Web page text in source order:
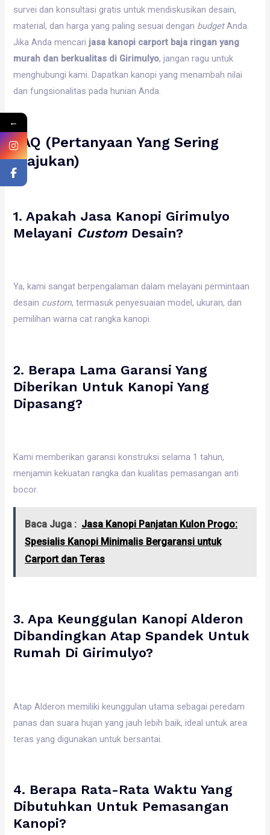
survei dan konsultasi gratis untuk mendiskusikan desain,
material, dan harga yang paling sesuai dengan budgetAnda.
Jika Anda mencari jasa kanopi carport baja ringan yang
murah dan berkualitas di Girimulyo, jangan ragu untuk
menghubungi kami. Dapatkan kanopi yang menambah nilai
dan fungsionalitas pada hunian Anda.
FAQ (Pertanyaan Yang Sering
Diajukan)
1. Apakah Jasa Kanopi Girimulyo
Melayani CustomDesain?
Ya, kami sangat berpengalaman dalam melayani permintaan
desain custom, termasuk penyesuaian model, ukuran, dan
pemilihan warna cat rangka kanopi.
2. Berapa Lama Garansi Yang
Diberikan Untuk Kanopi Yang
Dipasang?
Kami memberikan garansi konstruksi selama 1 tahun,
menjamin kekuatan rangka dan kualitas pemasangan anti
bocor.
Baca Juga : Jasa Kanopi Panjatan Kulon Progo:
Spesialis Kanopi Minimalis Bergaransi untuk
Carport dan Teras
3. Apa Keunggulan Kanopi Alderon
Dibandingkan Atap Spandek Untuk
Rumah Di Girimulyo?
Atap Alderon memiliki keunggulan utama sebagai peredam
panas dan suara hujan yang jauh lebih baik, ideal untuk area
teras yang digunakan untuk bersantai.
4. Berapa Rata-Rata Waktu Yang
Dibutuhkan Untuk Pemasangan
Kanopi?
←